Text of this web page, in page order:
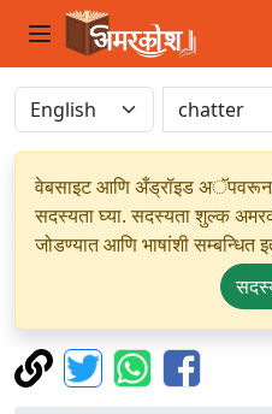
वेबसाइट आणि अँड्रॉइड अॅपवरून
सदस्यता घ्या. सदस्यता शुल्क
जोडण्यात आणि भाषांशी